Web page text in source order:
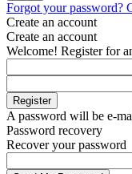
Forgot your password?
Create an account
Create an account
Welcome! Register for
A password will be e-
Password recovery
Recover your password